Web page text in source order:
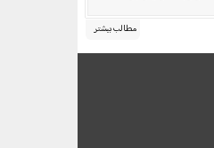
مطالب بیشتر